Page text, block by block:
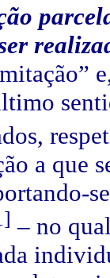
a que
– no